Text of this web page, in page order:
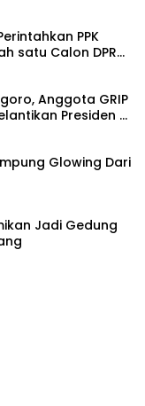
PPK
satu Calon DPRD
Anggota GRIP
Presiden di
Glowing Dari
Jadi Gedung